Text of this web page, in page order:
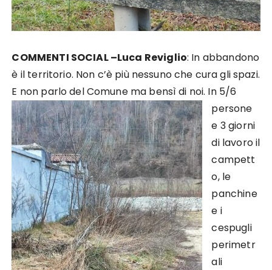
COMMENTI SOCIAL –Luca Reviglio: In abbandono
è il territorio. Non c’è più nessuno che cura gli spazi.
E non parlo del Comune ma bensì di noi. In 5/6
persone
e 3 giorni
di lavoro il
campett
o, le
panchine
e i
cespugli
perimetr
ali